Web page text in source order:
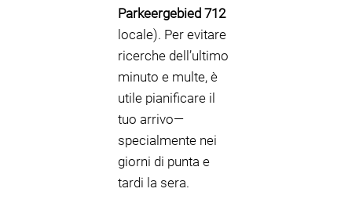
Parkeergebied 712
locale). Per evitare
ricerche dell’ultimo
minuto e multe, è
utile pianificare il
tuo arrivo—
specialmente nei
giorni di punta e
tardi la sera.